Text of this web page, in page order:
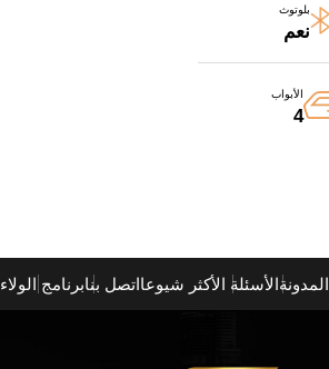
بلوتوث
نعم
الأبواب
4
المدونةالأسئلة الأكثر شيوعااتصل بنابرنامج الولاء